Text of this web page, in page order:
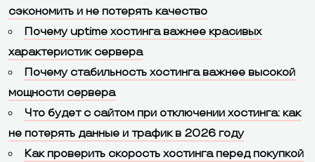
сэкономить и не потерять качество
Почему uptime хостинга важнее красивых
характеристик сервера
Почему стабильность хостинга важнее высокой
мощности сервера
Что будет с сайтом при отключении хостинга: как
не потерять данные и трафик в 2026 году
Как проверить скорость хостинга перед покупкой